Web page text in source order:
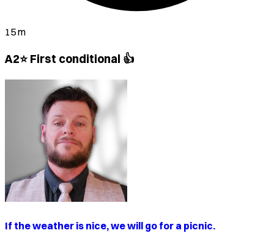
15 m
A2⭐ First conditional 👍
If the weather is nice, we will go for a picnic.